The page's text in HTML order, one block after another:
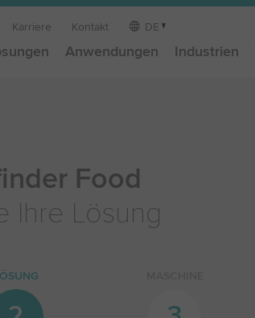
Karriere Kontakt DE
Anwendungen Industrien
Food
Ihre Lösung